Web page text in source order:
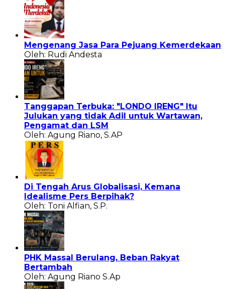
Mengenang Jasa Para Pejuang Kemerdekaan
Oleh: Rudi Andesta
Tanggapan Terbuka: "LONDO IRENG" Itu
Julukan yang tidak Adil untuk Wartawan,
Pengamat dan LSM
Oleh: Agung Riano, S.AP
Di Tengah Arus Globalisasi, Kemana
Idealisme Pers Berpihak?
Oleh: Toni Alfian, S.P.
PHK Massal Berulang, Beban Rakyat
Bertambah
Oleh: Agung Riano S.Ap